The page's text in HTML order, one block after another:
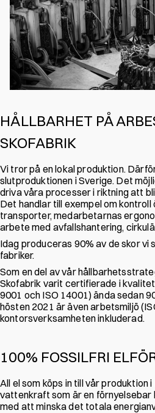
HÅLLBARHET PÅ
SKOFABRIK
Vi tror på en lokal produktion.
slutproduktionen i Sverige. Det
driva våra processer i riktning att
Det handlar till exempel om kontroll
transporter, medarbetarnas
arbete med avfallshantering,
Idag produceras 90% av de skor vi
fabriker.
Som en del av vår
Skofabrik varit certifierade i
9001 och ISO 14001) ända sedan
hösten 2021 är även arbetsmiljö
kontorsverksamheten inkluderad.
100% FOSSILFRI
All el som köps in till vår produktion
vattenkraft som är en förnyelsebar
med att minska det totala